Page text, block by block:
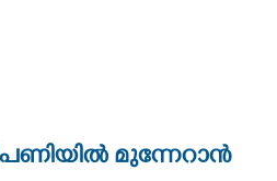
മുന്നേറാൻ